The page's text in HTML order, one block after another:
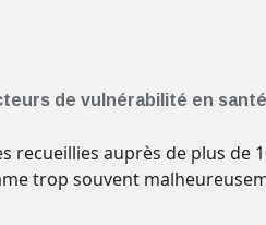
de vulnérabilité en
recueillies auprès de plus
trop souvent